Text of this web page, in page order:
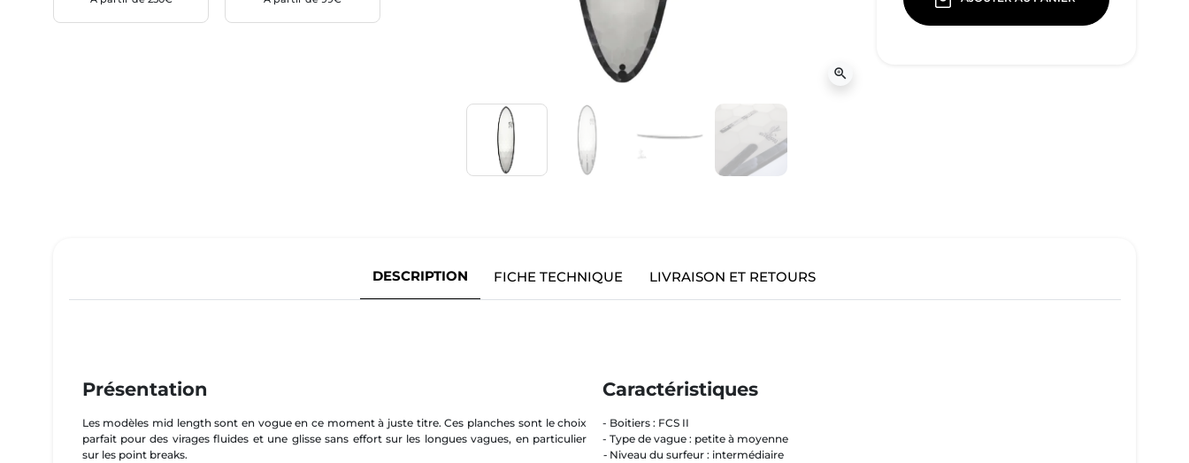
zoom_in
DESCRIPTION FICHE TECHNIQUE LIVRAISON ET RETOURS
Présentation
Les modèles mid length sont en vogue en ce moment à juste titre. Ces planches sont le choix
parfait pour des virages fluides et une glisse sans effort sur les longues vagues, en particulier
sur les point breaks.
Caractéristiques
- Boitiers : FCS II
- Type de vague : petite à moyenne
- Niveau du surfeur : intermédiaire